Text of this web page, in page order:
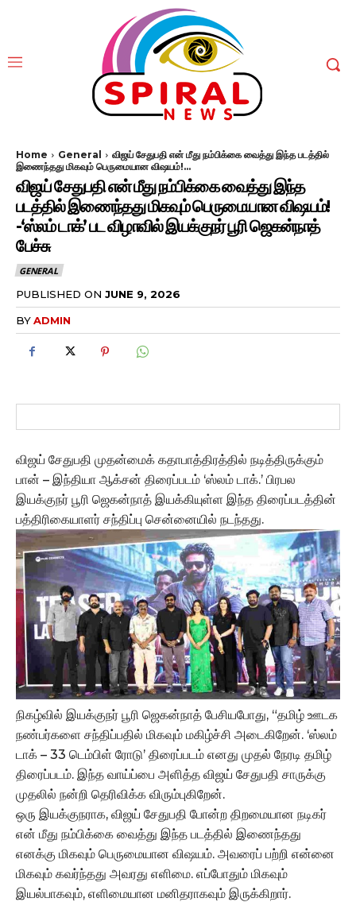
Home General
விஜய் சேதுபதி என் மீது நம்பிக்கை வைத்து இந்த படத்தில்
இணைந்தது மிகவும் பெருமையான விஷயம்!...
விஜய் சேதுபதி என் மீது நம்பிக்கை வைத்து இந்த
படத்தில் இணைந்தது மிகவும் பெருமையான விஷயம்!
-‘ஸ்லம் டாக்’ பட விழாவில் இயக்குநர் பூரி ஜெகன்நாத்
பேச்சு
GENERAL
PUBLISHED ON JUNE 9, 2026
BYADMIN
விஜய் சேதுபதி முதன்மைக் கதாபாத்திரத்தில் நடித்திருக்கும்
பான் – இந்தியா ஆக்சன் திரைப்படம் ‘ஸ்லம் டாக்.’ பிரபல
இயக்குநர் பூரி ஜெகன்நாத் இயக்கியுள்ள இந்த திரைப்படத்தின்
பத்திரிகையாளர் சந்திப்பு சென்னையில் நடந்தது.
நிகழ்வில் இயக்குநர் பூரி ஜெகன்நாத் பேசியபோது, “தமிழ் ஊடக
நண்பர்களை சந்திப்பதில் மிகவும் மகிழ்ச்சி அடைகிறேன். ‘ஸ்லம்
டாக் – 33 டெம்பிள் ரோடு’ திரைப்படம் எனது முதல் நேரடி தமிழ்
திரைப்படம். இந்த வாய்ப்பை அளித்த விஜய் சேதுபதி சாருக்கு
முதலில் நன்றி தெரிவிக்க விரும்புகிறேன்.
ஒரு இயக்குநராக, விஜய் சேதுபதி போன்ற திறமையான நடிகர்
என் மீது நம்பிக்கை வைத்து இந்த படத்தில் இணைந்தது
எனக்கு மிகவும் பெருமையான விஷயம். அவரைப் பற்றி என்னை
மிகவும் கவர்ந்தது அவரது எளிமை. எப்போதும் மிகவும்
இயல்பாகவும், எளிமையான மனிதராகவும் இருக்கிறார்.